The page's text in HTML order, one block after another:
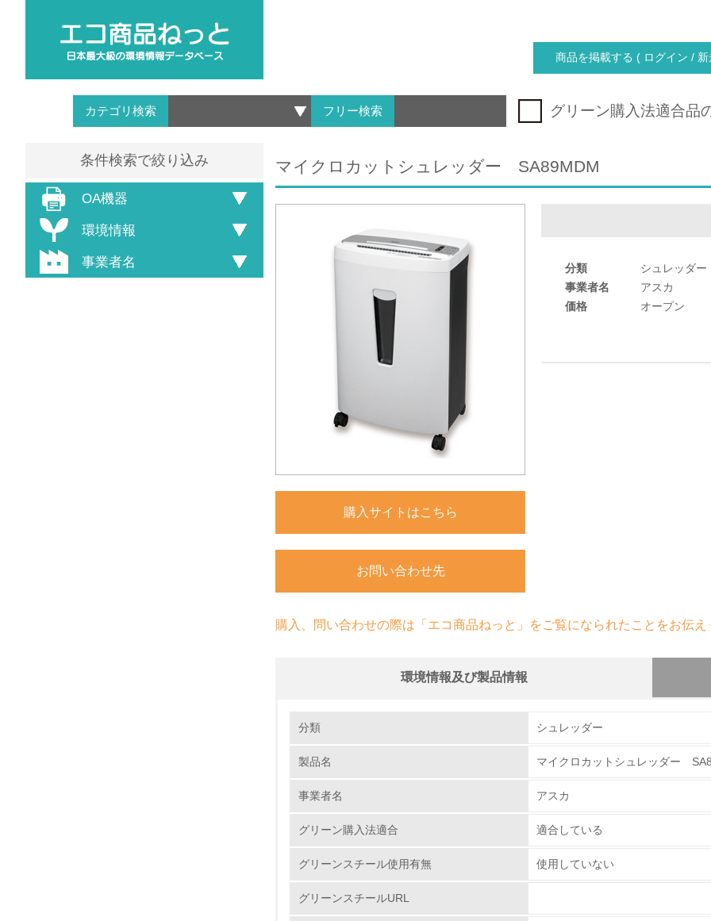
商品を掲載する ( ログイン / 新
カテゴリ検索 フリー検索 グリーン購入法適合品
条件検索で絞り込み
OA機器
環境情報
事業者名
マイクロカットシュレッダー SA89MDM
購入サイトはこちら
お問い合わせ先
分類
シュレッダー
事業者名
アスカ
価格
オープン
購入、問い合わせの際は「エコ商品ねっと」をご覧になられたことをお伝え
環境情報及び製品情報
1.環境取り組み体制
No.
分類 シュレッダー
製品名 マイクロカットシュレッダー
事業者名 アスカ
グリーン購入法適合 適合している
グリーンスチール使用有無 使用していない
グリーンスチールURL